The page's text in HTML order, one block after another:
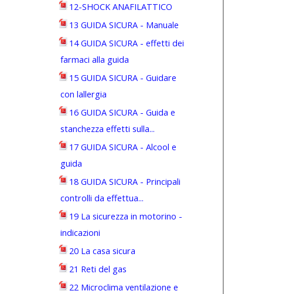
12-SHOCK ANAFILATTICO
13 GUIDA SICURA - Manuale
14 GUIDA SICURA - effetti dei
farmaci alla guida
15 GUIDA SICURA - Guidare
con lallergia
16 GUIDA SICURA - Guida e
stanchezza effetti sulla...
17 GUIDA SICURA - Alcool e
guida
18 GUIDA SICURA - Principali
controlli da effettua...
19 La sicurezza in motorino -
indicazioni
20 La casa sicura
21 Reti del gas
22 Microclima ventilazione e